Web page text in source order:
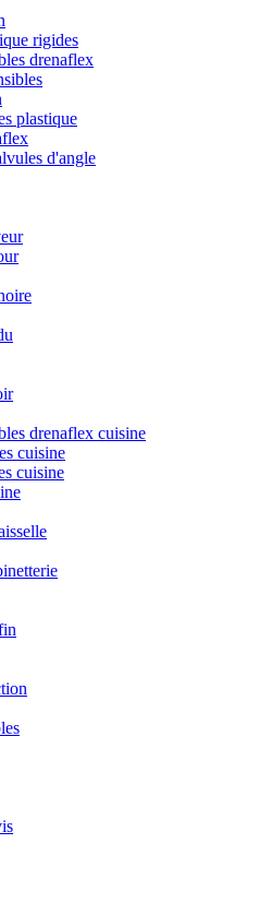
rigides
drenaflex
plastique
d'angle
drenaflex cuisine
cuisine
cuisine